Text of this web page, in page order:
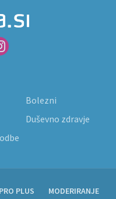
Bolezni
Duševno zdravje
PRO PLUS MODERIRANJE